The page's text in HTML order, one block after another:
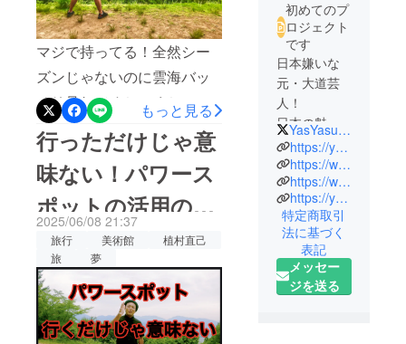
マジで持ってる！全然シー
ズンじゃないのに雲海バッ
チリ見れてめちゃくちゃ感
動した！そこでの妄想も
バッチリ！竹田城跡の雲海
ビューポイントは向かいの
山の立雲峡！そこはめっ
ちゃいいパワースポットで
したよ！結果、3日間、その
付近にいたんだけど、いろ
んな心境の変化と発想がほ
とばしってすごく成長でき
もっと見る
行っただけじゃ意
味ない！パワース
ポットの活用の仕
方を教えます！！
2025/06/08 21:37
旅行 美術館
植村直己
旅
夢
初めてのプ
ロジェクト
です
日本嫌いな
元・大道芸
人！
日本の魅力
を世界に
YouTubeで
発信！
日本に全然
興味がな
かったんで
すけど、世
YasYasukiworld
https://youtube.com/@adventureryasuki?si=v3TH5x4wC-WanAZQ
https://www.instagram.com/adventurer_official_yasuki?igsh=ZXF2dWpmc2VucGsy&utm_source=qr
https://www.facebook.com/share/1AP7Cw6mSc/?mibextid=wwXIfr
https://youtube.com/@sprayartistyasuki?si=3olfZdb3pvo3Vcsx
特定商取引
法に基づく
表記
メッセー
ジを送る